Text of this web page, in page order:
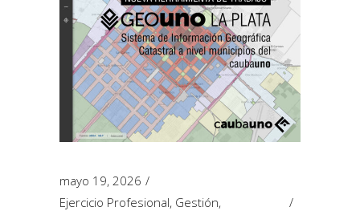
mayo 19, 2026
Ejercicio Profesional, Gestión,